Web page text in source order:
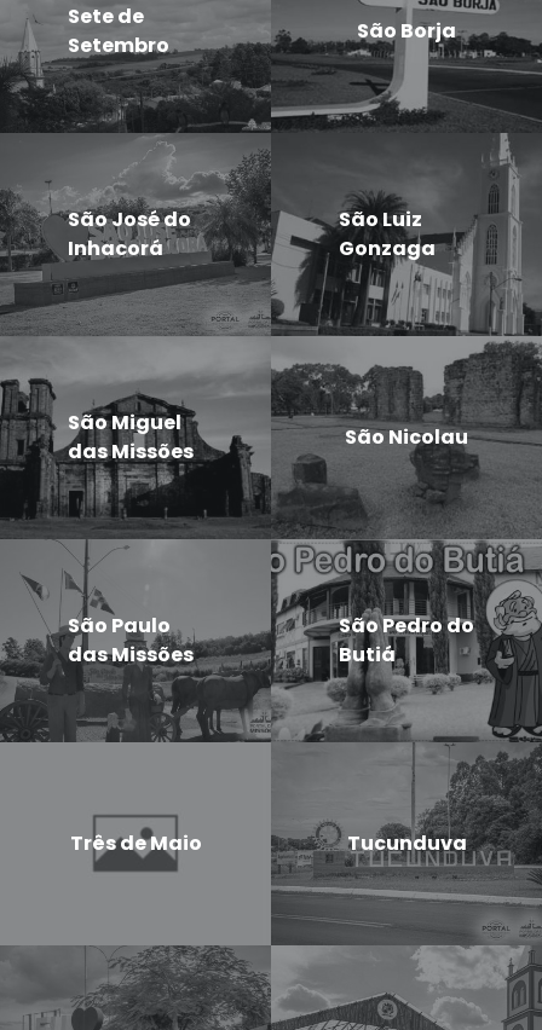
Sete de
Setembro
São Borja
São José do
Inhacorá
São Luiz
Gonzaga
São Miguel
das Missões
São Nicolau
São Paulo
das Missões
São Pedro do
Butiá
Três de Maio Tucunduva